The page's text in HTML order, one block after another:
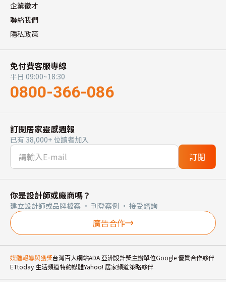
企業徵才
聯絡我們
隱私政策
免付費客服專線
平日 09:00~18:30
0800-366-086
訂閱居家靈感週報
已有 38,000+ 位讀者加入
訂閱
你是設計師或廠商嗎？
建立設計師或品牌檔案 · 刊登案例 · 接受諮詢
廣告合作
媒體報導與獲獎台灣百大網站ADA 亞洲設計獎主辦單位Google 優質合作夥伴
ETtoday 生活頻道特約媒體Yahoo! 居家頻道策略夥伴